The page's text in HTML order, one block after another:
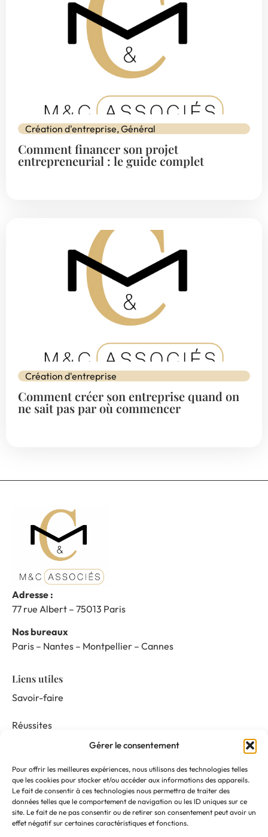
Gérer le consentement
Pour offrir les meilleures expériences, nous utilisons des technologies telles
que les cookies pour stocker et/ou accéder aux informations des appareils.
Le fait de consentir à ces technologies nous permettra de traiter des
données telles que le comportement de navigation ou les ID uniques sur ce
site. Le fait de ne pas consentir ou de retirer son consentement peut avoir un
effet négatif sur certaines caractéristiques et fonctions.
Création d'entreprise,Général
Comment financer son projet
entrepreneurial : le guide complet
Création d'entreprise
Comment créer son entreprise quand on
ne sait pas par où commencer
Adresse :
77 rue Albert – 75013 Paris
Nos bureaux
Paris – Nantes – Montpellier – Cannes
Liens utiles
Savoir-faire
Réussites
Mentor & Connect
Actualités